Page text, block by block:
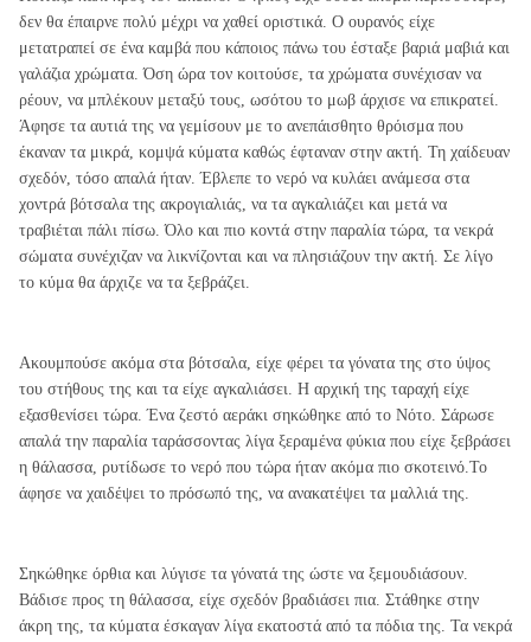
δεν θα έπαιρνε πολύ μέχρι να χαθεί οριστικά. Ο ουρανός είχε
μετατραπεί σε ένα καμβά που κάποιος πάνω του έσταξε βαριά μαβιά και
γαλάζια χρώματα. Όση ώρα τον κοιτούσε, τα χρώματα συνέχισαν να
ρέουν, να μπλέκουν μεταξύ τους, ωσότου το μωβ άρχισε να επικρατεί.
Άφησε τα αυτιά της να γεμίσουν με το ανεπάισθητο θρόισμα που
έκαναν τα μικρά, κομψά κύματα καθώς έφταναν στην ακτή. Τη χαίδευαν
σχεδόν, τόσο απαλά ήταν. Έβλεπε το νερό να κυλάει ανάμεσα στα
χοντρά βότσαλα της ακρογιαλιάς, να τα αγκαλιάζει και μετά να
τραβιέται πάλι πίσω. Όλο και πιο κοντά στην παραλία τώρα, τα νεκρά
σώματα συνέχιζαν να λικνίζονται και να πλησιάζουν την ακτή. Σε λίγο
το κύμα θα άρχιζε να τα ξεβράζει.
Ακουμπούσε ακόμα στα βότσαλα, είχε φέρει τα γόνατα της στο ύψος
του στήθους της και τα είχε αγκαλιάσει. Η αρχική της ταραχή είχε
εξασθενίσει τώρα. Ένα ζεστό αεράκι σηκώθηκε από το Νότο. Σάρωσε
απαλά την παραλία ταράσσοντας λίγα ξεραμένα φύκια που είχε ξεβράσει
η θάλασσα, ρυτίδωσε το νερό που τώρα ήταν ακόμα πιο σκοτεινό.Το
άφησε να χαιδέψει το πρόσωπό της, να ανακατέψει τα μαλλιά της.
Σηκώθηκε όρθια και λύγισε τα γόνατά της ώστε να ξεμουδιάσουν.
Βάδισε προς τη θάλασσα, είχε σχεδόν βραδιάσει πια. Στάθηκε στην
άκρη της, τα κύματα έσκαγαν λίγα εκατοστά από τα πόδια της. Τα νεκρά